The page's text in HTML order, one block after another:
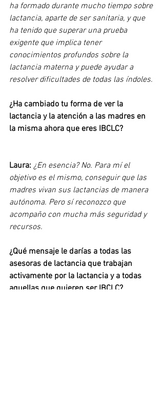
ha formado durante mucho tiempo sobre
lactancia, aparte de ser sanitaria, y que
ha tenido que superar una prueba
exigente que implica tener
conocimientos profundos sobre la
lactancia materna y puede ayudar a
resolver dificultades de todas las índoles.
¿Ha cambiado tu forma de ver la
lactancia y la atención a las madres en
la misma ahora que eres IBCLC?
Laura: ¿En esencia? No. Para mí el
objetivo es el mismo, conseguir que las
madres vivan sus lactancias de manera
autónoma. Pero sí reconozco que
acompaño con mucha más seguridad y
recursos.
¿Qué mensaje le darías a todas las
asesoras de lactancia que trabajan
activamente por la lactancia y a todas
aquellas que quieren ser IBCLC?